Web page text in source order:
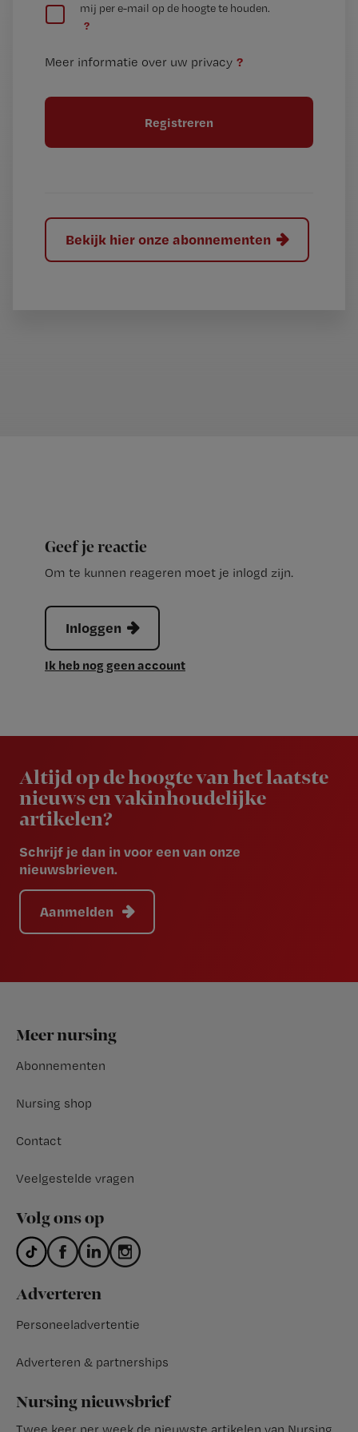
t
e
t
l
mij per e-mail op de hoogte te houden.
?
Meer informatie over uw privacy ?
Bekijk hier onze abonnementen
Geef je reactie
Om te kunnen reageren moet je inlogd zijn.
Inloggen
Ik heb nog geen account
Altijd op de hoogte van het laatste
nieuws en vakinhoudelijke
artikelen?
Schrijf je dan in voor een van onze
nieuwsbrieven.
Aanmelden
Footer
Meer nursing
Abonnementen
Nursing shop
Contact
Veelgestelde vragen
Volg ons op
Adverteren
Personeeladvertentie
Adverteren & partnerships
Nursing nieuwsbrief